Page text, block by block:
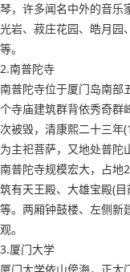
琴，许多闻名中外的音乐
光岩、菽庄花园、皓月园
等。
2.南普陀寺
南普陀寺位于厦门岛南部
个寺庙建筑群背依秀奇群
次被毁，清康熙二十三年
为主祀菩萨，又地处普陀
南普陀寺规模宏大，占地
筑有天王殿、大雄宝殿(
等。两厢钟鼓楼、左侧新
观。
3.厦门大学